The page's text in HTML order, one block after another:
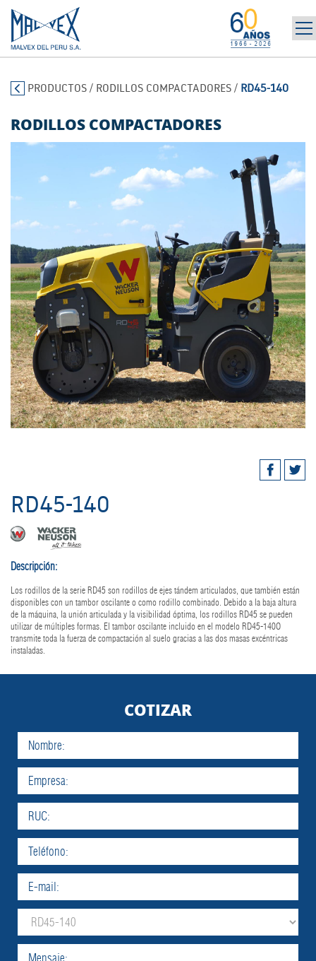
LA EMPRESA
PRODUCTOS
POST-VENTA | ALQUILER
NOTICIAS
CONTÁCTANOS
PRODUCTOS / RODILLOS COMPACTADORES / RD45-140
RODILLOS COMPACTADORES
RD45-140
Descripción:
Los rodillos de la serie RD45 son rodillos de ejes tándem articulados, que también están
disponibles con un tambor oscilante o como rodillo combinado. Debido a la baja altura
de la máquina, la unión articulada y la visibilidad óptima, los rodillos RD45 se pueden
utilizar de múltiples formas. El tambor oscilante incluido en el modelo RD45-140O
transmite toda la fuerza de compactación al suelo gracias a las dos masas excéntricas
instaladas.
COTIZAR